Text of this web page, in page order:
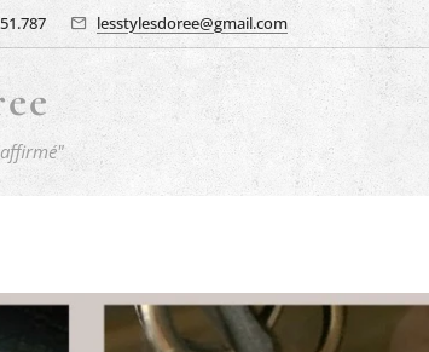
lesstylesdoree@gmail.com